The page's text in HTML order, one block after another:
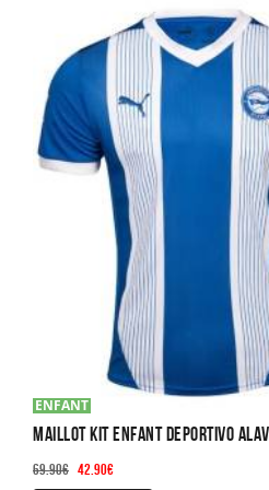
ENFANT
Maillot Kit Enfant Deportivo
69.90€ Le
42.90€Le